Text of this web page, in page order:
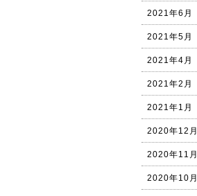
2021年6月
2021年5月
2021年4月
2021年2月
2021年1月
2020年12月
2020年11月
2020年10月